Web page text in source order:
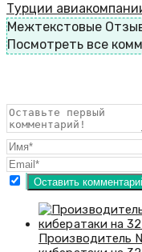
Турции
Межтекстовые
Посмотреть все
Производитель